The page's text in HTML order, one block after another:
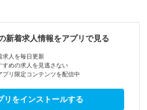
新着求人情報をアプリで見る
求人を毎日更新
すめの求人を見逃さない
プリ限定コンテンツを配信中
リをインストールする